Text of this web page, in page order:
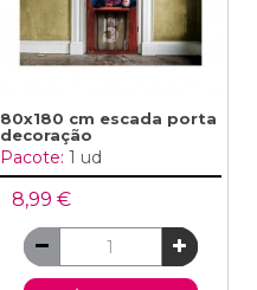
80x180 cm escada porta
decoração
Pacote: 1 ud
8,99 €